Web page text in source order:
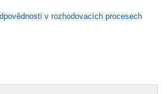
v rozhodovacích procesech